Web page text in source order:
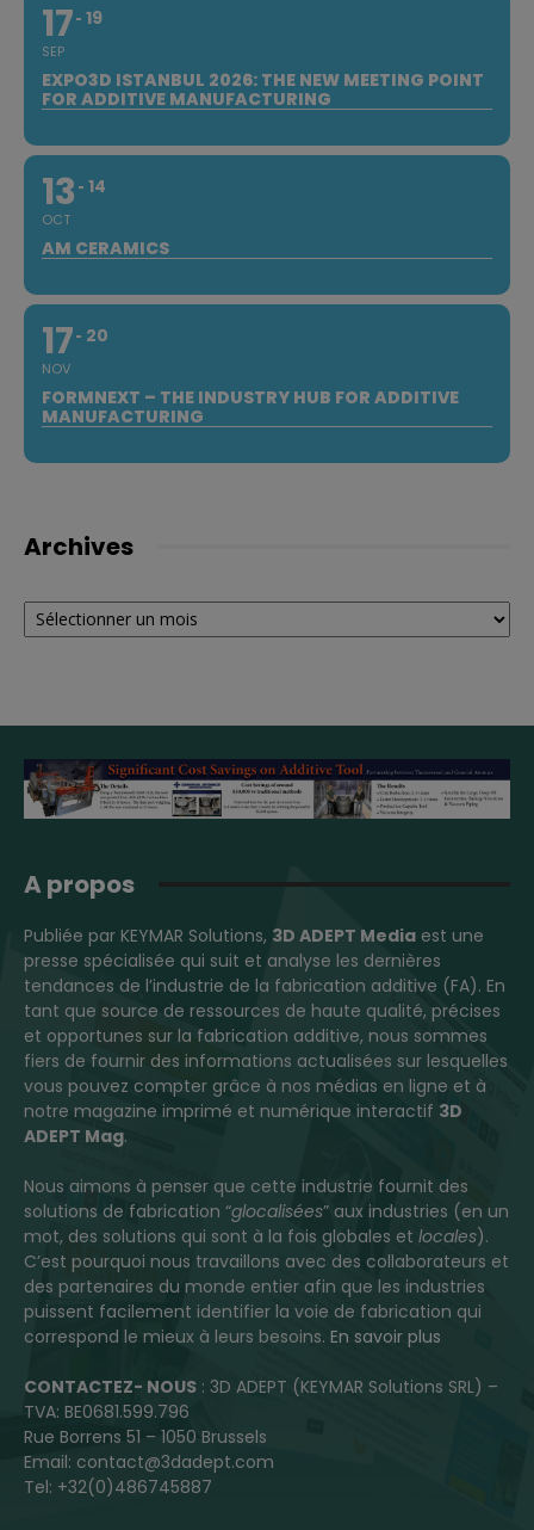
17
SEP
19
EXPO3D ISTANBUL 2026: THE NEW MEETING POINT
FOR ADDITIVE MANUFACTURING
13
OCT
14
AM CERAMICS
17
NOV
20
FORMNEXT – THE INDUSTRY HUB FOR ADDITIVE
MANUFACTURING
Archives
Archives
A propos
Publiée par KEYMAR Solutions, 3D ADEPT Media est une
presse spécialisée qui suit et analyse les dernières
tendances de l’industrie de la fabrication additive (FA). En
tant que source de ressources de haute qualité, précises
et opportunes sur la fabrication additive, nous sommes
fiers de fournir des informations actualisées sur lesquelles
vous pouvez compter grâce à nos médias en ligne et à
notre magazine imprimé et numérique interactif 3D
ADEPT Mag.
Nous aimons à penser que cette industrie fournit des
solutions de fabrication “glocalisées” aux industries (en un
mot, des solutions qui sont à la fois globales et locales).
C’est pourquoi nous travaillons avec des collaborateurs et
des partenaires du monde entier afin que les industries
puissent facilement identifier la voie de fabrication qui
correspond le mieux à leurs besoins. En savoir plus
CONTACTEZ- NOUS : 3D ADEPT (KEYMAR Solutions SRL) –
TVA: BE0681.599.796
Rue Borrens 51 – 1050 Brussels
Email: contact@3dadept.com
Tel: +32(0)486745887